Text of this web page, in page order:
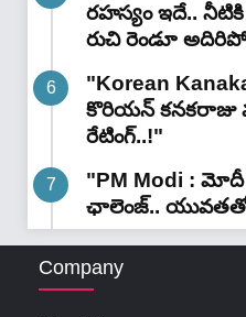
రహస్యం ఇదే.. నీటికి
రుచి రెండూ
"Korean
కొరియన్ కనకరాజు
రేటింగ్‌..!"
"PM Modi :
ఛాలెంజ్.. యువతతో
Company